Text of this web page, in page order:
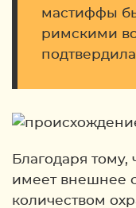
мастиффы
римскими
Благодаря
имеет внешнее
количеством